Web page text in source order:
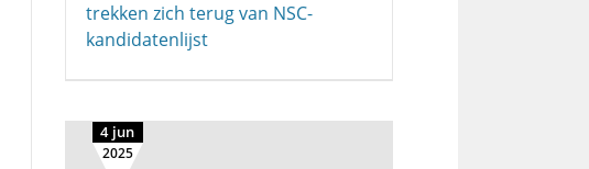
trekken zich terug van NSC-
kandidatenlijst
4 jun
2025